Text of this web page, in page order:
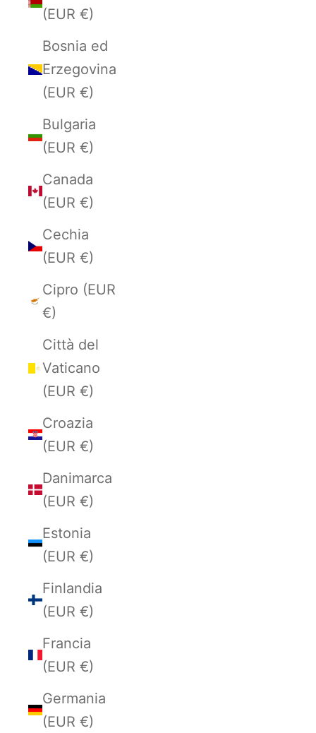
(EUR €)
Bosnia ed
Erzegovina
(EUR €)
Bulgaria
(EUR €)
Canada
(EUR €)
Cechia
(EUR €)
Cipro (EUR
€)
Città del
Vaticano
(EUR €)
Croazia
(EUR €)
Danimarca
(EUR €)
Estonia
(EUR €)
Finlandia
(EUR €)
Francia
(EUR €)
Germania
(EUR €)